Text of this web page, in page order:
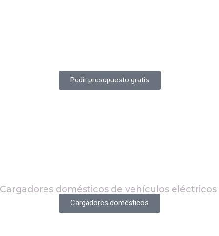
Pedir presupuesto gratis
Cargadores domésticos de vehículos eléctricos
Cargadores domésticos